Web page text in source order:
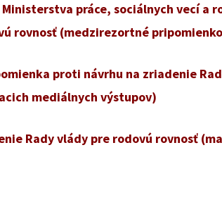
práce, sociálnych vecí a
rovnosť (medzirezortné
proti návrhu na zriadenie
mediálnych výstupov)
Rady vlády pre rodovú rovnosť